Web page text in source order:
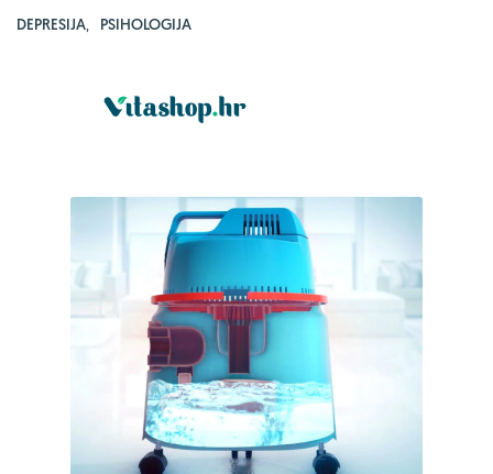
DEPRESIJA, PSIHOLOGIJA